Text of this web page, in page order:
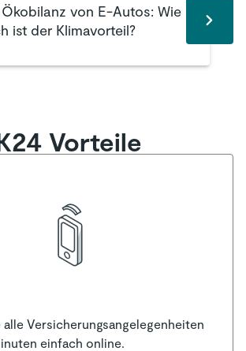
von E-Autos: Wie
ist der Klimavorteil?
Vorteile
alle Versicherungsangelegenheiten
einfach online.